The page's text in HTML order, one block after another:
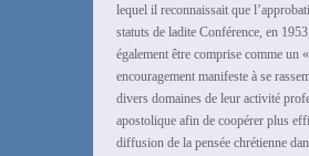
lequel il reconnaissait que
statuts de ladite Conférence, en
également être comprise comme un «
encouragement manifeste à se
divers domaines de leur activité
apostolique afin de coopérer plus
diffusion de la pensée chrétienne